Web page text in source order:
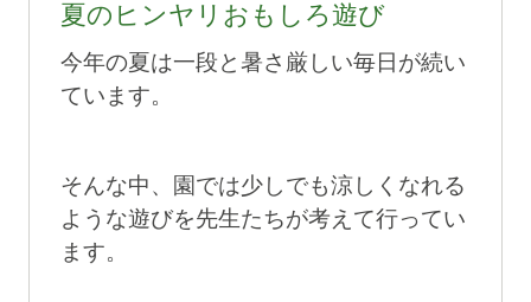
夏のヒンヤリおもしろ遊び
今年の夏は一段と暑さ厳しい毎日が続い
ています。
そんな中、園では少しでも涼しくなれる
ような遊びを先生たちが考えて行ってい
ます。